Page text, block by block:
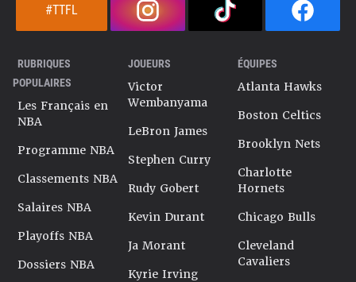
#TTFL
RUBRIQUES
POPULAIRES
Les Français en
NBA
Programme NBA
Classements NBA
Salaires NBA
Playoffs NBA
Dossiers NBA
JOUEURS
Victor
Wembanyama
LeBron James
Stephen Curry
Rudy Gobert
Kevin Durant
Ja Morant
Kyrie Irving
ÉQUIPES
Atlanta Hawks
Boston Celtics
Brooklyn Nets
Charlotte
Hornets
Chicago Bulls
Cleveland
Cavaliers